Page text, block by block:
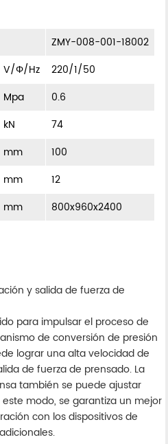
ZMY-008-001-18002
V/Φ/Hz
220/1/50
Mpa
0.6
kN
74
mm
100
mm
12
mm 800x960x2400
y salida de fuerza de
para impulsar el proceso de
de conversión de presión
lograr una alta velocidad de
de fuerza de prensado. La
también se puede ajustar
modo, se garantiza un mejor
con los dispositivos de